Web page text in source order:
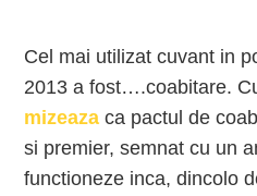
Cel mai utilizat cuvant in
2013 a fost….coabitare.
mizeaza ca pactul de
si premier, semnat cu un
functioneze inca, dincolo